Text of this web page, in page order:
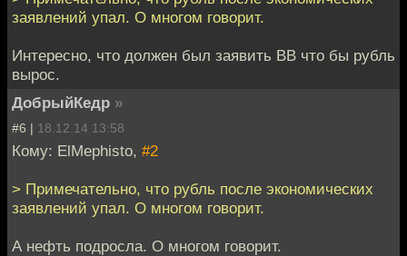
заявлений упал. О многом говорит.
Интересно, что должен был заявить ВВ что бы рубль
вырос.
ДобрыйКедр »
#6 | 18.12.14 13:58
Кому: ElMephisto, #2
> Примечательно, что рубль после экономических
заявлений упал. О многом говорит.
А нефть подросла. О многом говорит.